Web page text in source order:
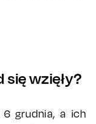
się wzięły?
6 grudnia, a ich